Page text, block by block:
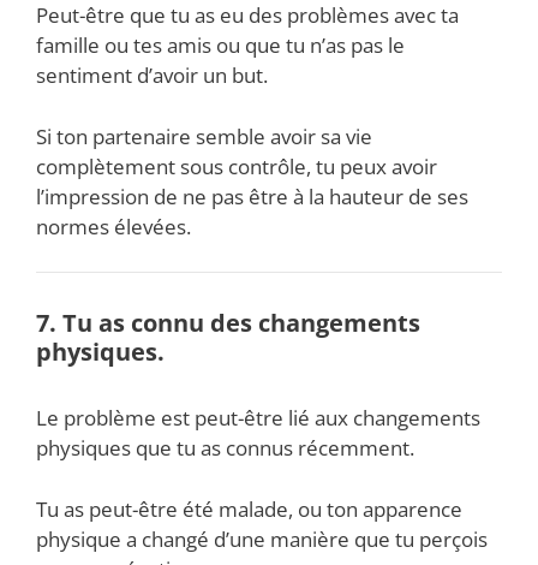
Peut-être que tu as eu des problèmes avec ta
famille ou tes amis ou que tu n’as pas le
sentiment d’avoir un but.
Si ton partenaire semble avoir sa vie
complètement sous contrôle, tu peux avoir
l’impression de ne pas être à la hauteur de ses
normes élevées.
7. Tu as connu des changements
physiques.
Le problème est peut-être lié aux changements
physiques que tu as connus récemment.
Tu as peut-être été malade, ou ton apparence
physique a changé d’une manière que tu perçois